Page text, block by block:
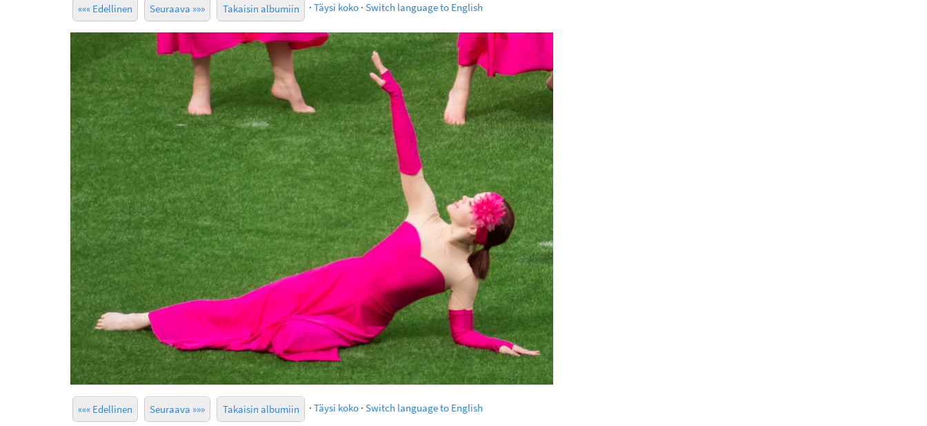
««« Edellinen Seuraava »»» Takaisin albumiin · Täysi koko · Switch language to English
««« Edellinen Seuraava »»» Takaisin albumiin · Täysi koko · Switch language to English